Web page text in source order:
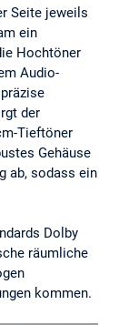
Seite jeweils
ein
Hochtöner
Audio-
der
Tieftöner
Gehäuse
ab, sodass ein
Dolby
räumliche
kommen.